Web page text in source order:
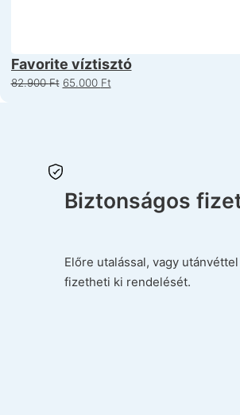
Favorite víztisztó
82.900Ft Original price was: 82.900 Ft.
65.000 FtCurrent price is: 65.000 Ft.
Biztonságos
Előre utalással, vagy utánvéttel
fizetheti ki rendelését.